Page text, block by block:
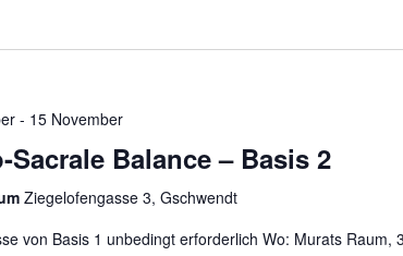
- 15 November
Sacrale Balance – Basis 2
Ziegelofengasse 3, Gschwendt
von Basis 1 unbedingt erforderlich Wo: Murats Raum,